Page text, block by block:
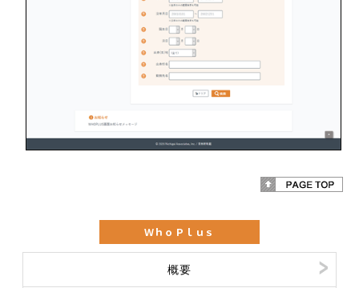
ＷｈｏＰｌｕｓ
概要